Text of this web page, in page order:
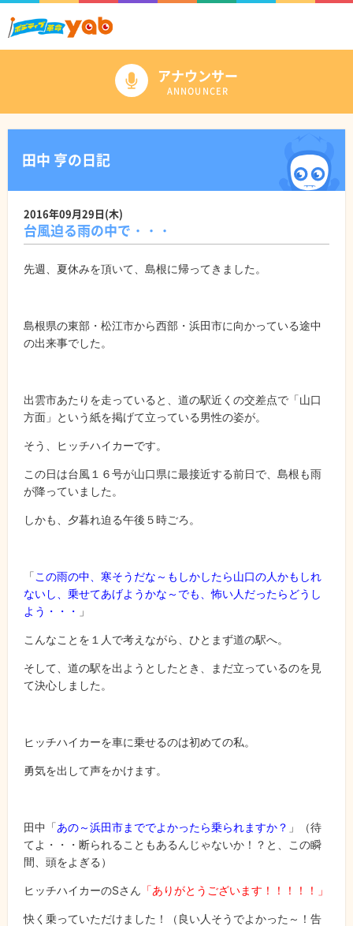
アナウンサー
ANNOUNCER
田中 亨の日記
2016年09月29日(木)
台風迫る雨の中で・・・
先週、夏休みを頂いて、島根に帰ってきました。
島根県の東部・松江市から西部・浜田市に向かっている途中
の出来事でした。
出雲市あたりを走っていると、道の駅近くの交差点で「山口
方面」という紙を掲げて立っている男性の姿が。
そう、ヒッチハイカーです。
この日は台風１６号が山口県に最接近する前日で、島根も雨
が降っていました。
しかも、夕暮れ迫る午後５時ごろ。
「この雨の中、寒そうだな～もしかしたら山口の人かもしれ
ないし、乗せてあげようかな～でも、怖い人だったらどうし
よう・・・ 」
こんなことを１人で考えながら、ひとまず道の駅へ。
そして、道の駅を出ようとしたとき、まだ立っているのを見
て決心しました。
ヒッチハイカーを車に乗せるのは初めての私。
勇気を出して声をかけます。
田中「あの～浜田市まででよかったら乗られますか？ 」（待
てよ・・・断られることもあるんじゃないか！？と、この瞬
間、頭をよぎる）
ヒッチハイカーのSさん 「ありがとうございます！！！！！」
快く乗っていただけました！（良い人そうでよかった～！告